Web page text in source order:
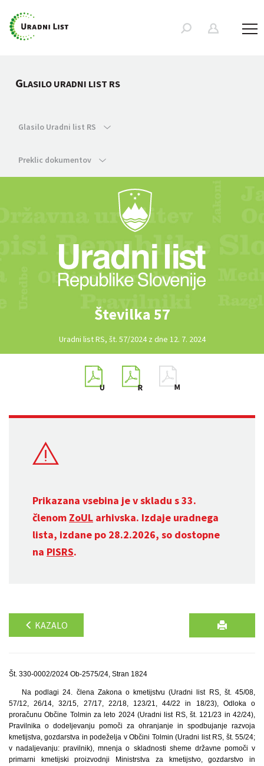
GLASILO URADNI LIST RS
Glasilo Uradni list RS
Preklic dokumentov
Številka 57
Uradni list RS, št. 57/2024 z dne 12. 7. 2024
Prikazana vsebina je v skladu s 33.
členom ZoUL arhivska. Izdaje uradnega
lista, izdane po 28.2.2026, so dostopne
na PISRS.
KAZALO
Št. 330-0002/2024 Ob-2575/24, Stran 1824
Na podlagi 24. člena Zakona o kmetijstvu (Uradni list RS, št. 45/08,
57/12, 26/14, 32/15, 27/17, 22/18, 123/21, 44/22 in 18/23), Odloka o
proračunu Občine Tolmin za leto 2024 (Uradni list RS, št. 121/23 in 42/24),
Pravilnika o dodeljevanju pomoči za ohranjanje in spodbujanje razvoja
kmetijstva, gozdarstva in podeželja v Občini Tolmin (Uradni list RS, št. 55/24;
v nadaljevanju: pravilnik), mnenja o skladnosti sheme državne pomoči v
primarni kmetijski proizvodnji Ministrstva za kmetijstvo, gozdarstvo in